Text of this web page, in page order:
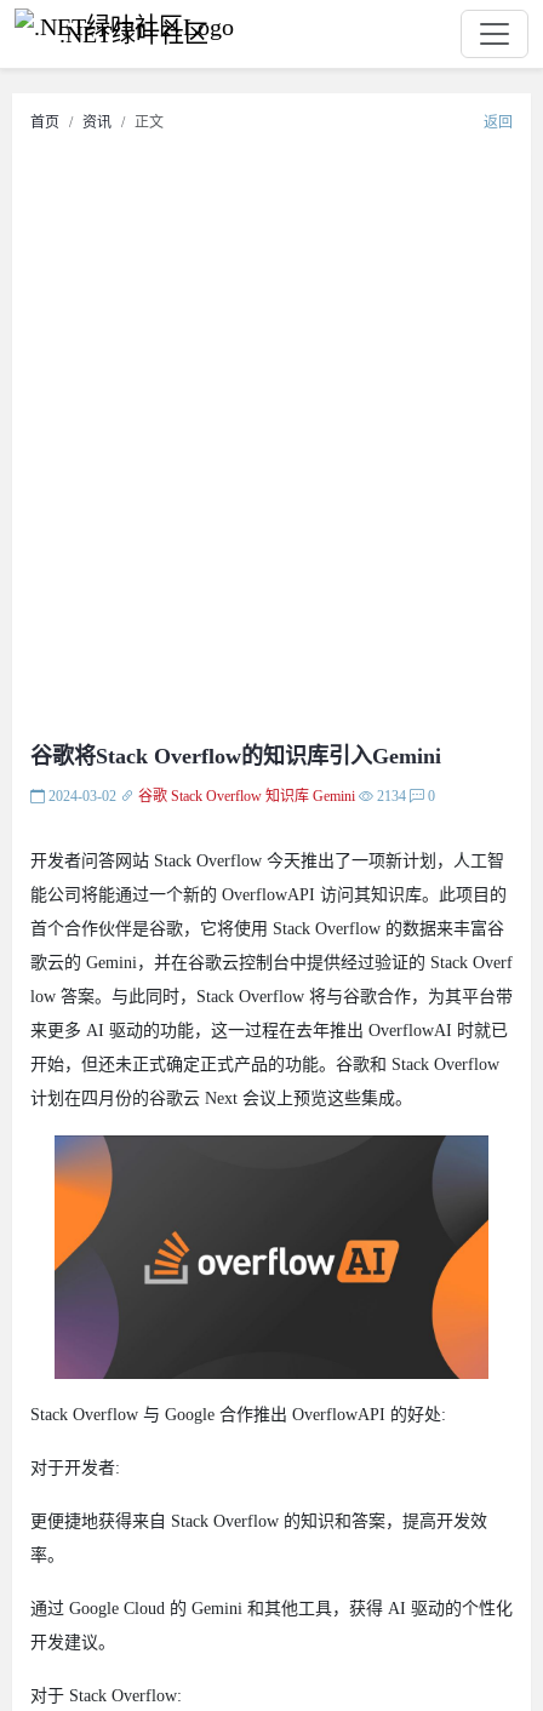
.NET绿叶社区
首页 资讯 正文 返回
谷歌将Stack Overflow的知识库引入Gemini
2024-03-02 谷歌 Stack Overflow 知识库 Gemini 2134 0
开发者问答网站 Stack Overflow 今天推出了一项新计划，人工智
能公司将能通过一个新的 OverflowAPI 访问其知识库。此项目的
首个合作伙伴是谷歌，它将使用 Stack Overflow 的数据来丰富谷
歌云的 Gemini，并在谷歌云控制台中提供经过验证的 Stack Overf
low 答案。与此同时，Stack Overflow 将与谷歌合作，为其平台带
来更多 AI 驱动的功能，这一过程在去年推出 OverflowAI 时就已
开始，但还未正式确定正式产品的功能。谷歌和 Stack Overflow
计划在四月份的谷歌云 Next 会议上预览这些集成。
Stack Overflow 与 Google 合作推出 OverflowAPI 的好处:
对于开发者:
更便捷地获得来自 Stack Overflow 的知识和答案，提高开发效
率。
通过 Google Cloud 的 Gemini 和其他工具，获得 AI 驱动的个性化
开发建议。
对于 Stack Overflow: